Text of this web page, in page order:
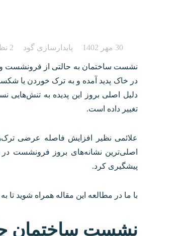
30 مهر 1402 پایدارسازی گود 2 نظر
نشست ساختمان به حالتی از فرونشست و
در خاک پدید آمده و به ترک خوردن یا
دلیل اصلی بروز این پدیده به
تغییر داده است.
علائمی نظیر افزایش فاصله عرضی
اصلی‌ترین نشانه‌های بروز فرونشست در
پیشگیری کرد.
با ما در مطالعه این مقاله همراه شوید تا
نشست ساختمان